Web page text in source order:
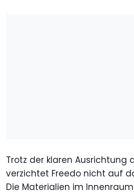
Trotz der klaren Ausrichtung
verzichtet Freedo nicht auf
Die Materialien im